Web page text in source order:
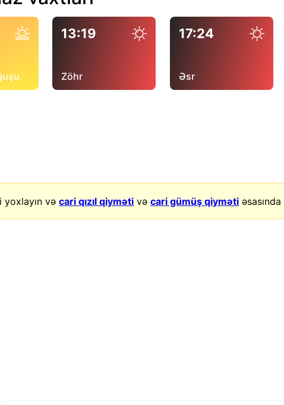
13:19
Zöhr
17:24
Əsr
yoxlayın vəcari qızıl qiyməti vəcari gümüş qiyməti